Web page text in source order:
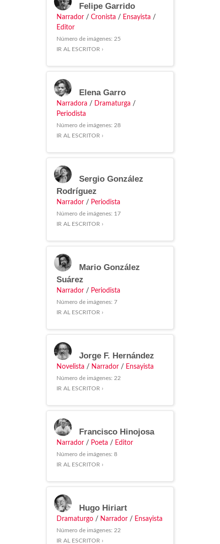
Felipe Garrido
Narrador / Cronista / Ensayista /
Editor
Número de imágenes: 25
IR AL ESCRITOR ›
Elena Garro
Narradora / Dramaturga /
Periodista
Número de imágenes: 28
IR AL ESCRITOR ›
Sergio González
Rodríguez
Narrador / Periodista
Número de imágenes: 17
IR AL ESCRITOR ›
Mario González
Suárez
Narrador / Periodista
Número de imágenes: 7
IR AL ESCRITOR ›
Jorge F. Hernández
Novelista / Narrador / Ensayista
Número de imágenes: 22
IR AL ESCRITOR ›
Francisco Hinojosa
Narrador / Poeta / Editor
Número de imágenes: 8
IR AL ESCRITOR ›
Hugo Hiriart
Dramaturgo / Narrador / Ensayista
Número de imágenes: 22
IR AL ESCRITOR ›